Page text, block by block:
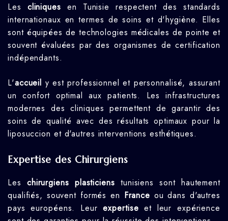
Les cliniques en Tunisie respectent des standards
internationaux en termes de soins et d'hygiène. Elles
sont équipées de technologies médicales de pointe et
souvent évaluées par des organismes de certification
indépendants.
L'accueil y est professionnel et personnalisé, assurant
un confort optimal aux patients. Les infrastructures
modernes des cliniques permettent de garantir des
soins de qualité avec des résultats optimaux pour la
liposuccion et d'autres interventions esthétiques.
Expertise des Chirurgiens
Les chirurgiens plasticiens tunisiens sont hautement
qualifiés, souvent formés en France ou dans d'autres
pays européens. Leurexpertise et leur expérience